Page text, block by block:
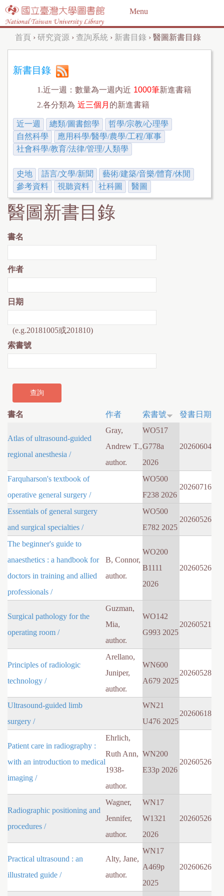
Jump to navigation
Menu
您
在
首頁 › 研究資源 › 查詢系統 › 新書目錄 › 醫圖新書目錄
新書目錄
1.近一週：數量為一週內近 1000筆新進書籍
2.各分類為 近三個月 的新進書籍
近一週 總類/圖書館學
哲學/宗教/心理學
自然科學
應用科學/醫學/農學/工程/軍事
社會科學/教育/法律/管理/人類學
史地 語言/文學/新聞
藝術/建築/音樂/體育/休閒
參考資料
視聽資料 社科圖 醫圖
醫圖新書目錄
書名
作者
日期
(e.g.20181005或201810)
索書號
書名 作者 索書號 發書日期
Atlas of ultrasound-guided
regional anesthesia /
Gray,
Andrew T.,
author.
WO517
G778a
2026
20260604
Farquharson's textbook of
operative general surgery /
WO500
F238 2026
20260716
Essentials of general surgery
and surgical specialties /
WO500
E782 2025
20260526
The beginner's guide to
anaesthetics : a handbook for
doctors in training and allied
professionals /
B, Connor,
author.
WO200
B1111
2026
20260526
Surgical pathology for the
operating room /
Guzman,
Mia,
author.
WO142
G993 2025
20260521
Principles of radiologic
technology /
Arellano,
Juniper,
author.
WN600
A679 2025
20260528
Ultrasound-guided limb
surgery /
WN21
U476 2025
20260618
Patient care in radiography :
with an introduction to medical
imaging /
Ehrlich,
Ruth Ann,
1938-
author.
WN200
E33p 2026
20260526
Radiographic positioning and
procedures /
Wagner,
Jennifer,
author.
WN17
W1321
2026
20260526
Practical ultrasound : an
illustrated guide /
Alty, Jane,
author.
WN17
A469p
2025
20260626